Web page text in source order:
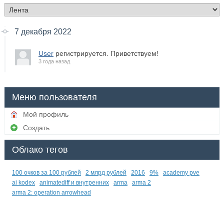
7 декабря 2022
Userрегистрируется. Приветствуем!
3 года назад
Меню пользователя
Мой профиль
Создать
Облако тегов
100 очков за 100 рублей 2 млрд рублей 2016 9%
academy pve
ai kodex
animatediff и внутренних arma
arma 2
arma 2: operation arrowhead